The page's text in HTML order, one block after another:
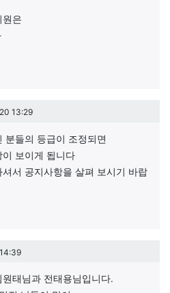
원은
의 댓글
13:29
분들의 등급이 조정되면
보이게 됩니다
서 공지사항을 살펴 보시기 바랍
댓글
태님과 전태용님입니다.